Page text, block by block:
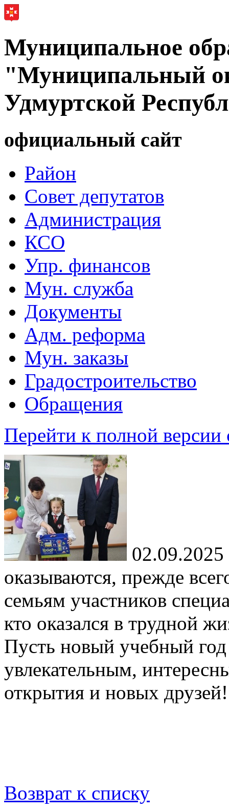
Муниципальное
"Муниципальный
Удмуртской
официальный сайт
Район
Совет депутатов
Администрация
КСО
Упр. финансов
Мун. служба
Документы
Адм. реформа
Мун. заказы
Градостроительство
Обращения
Перейти к полной версии
02.09.2025
оказываются, прежде
семьям участников
кто оказался в трудной
Пусть новый учебный
увлекательным,
открытия и новых друзей!
Возврат к списку